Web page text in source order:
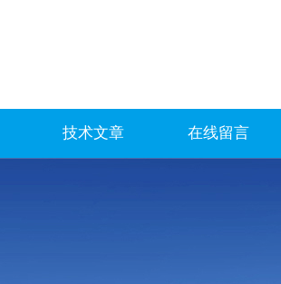
技术文章 在线留言